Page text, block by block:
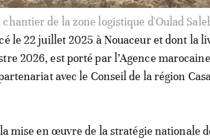
chantier de la zone logistique d'Oulad
le 22 juillet 2025 à Nouaceur et dont la
2026, est porté par l’Agence
avec le Conseil de la région
mise en œuvre de la stratégie nationale